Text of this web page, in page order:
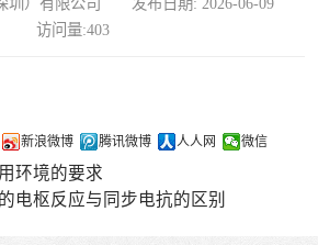
深圳）有限公司 发布日期: 2026-06-09
访问量:403
新浪微博 腾讯微博 人人网 微信
环境的要求
电枢反应与同步电抗的区别